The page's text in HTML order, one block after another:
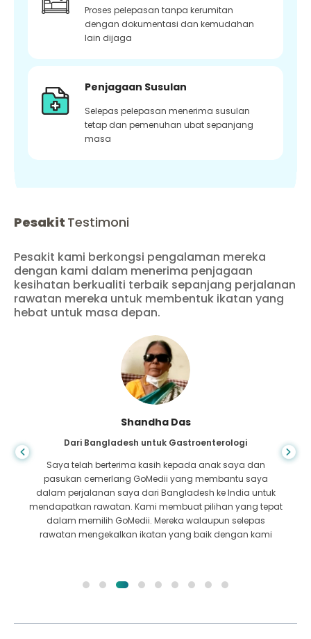
Proses pelepasan tanpa kerumitan
dengan dokumentasi dan kemudahan
lain dijaga
Penjagaan Susulan
Selepas pelepasan menerima susulan
tetap dan pemenuhan ubat sepanjang
masa
Pesakit Testimoni
Pesakit kami berkongsi pengalaman mereka
dengan kami dalam menerima penjagaan
kesihatan berkualiti terbaik sepanjang perjalanan
rawatan mereka untuk membentuk ikatan yang
hebat untuk masa depan.
Shandha Das
Dari Bangladesh untuk Gastroenterologi
Saya telah berterima kasih kepada anak saya dan
pasukan cemerlang GoMedii yang membantu saya
dalam perjalanan saya dari Bangladesh ke India untuk
mendapatkan rawatan. Kami membuat pilihan yang tepat
dalam memilih GoMedii. Mereka walaupun selepas
rawatan mengekalkan ikatan yang baik dengan kami